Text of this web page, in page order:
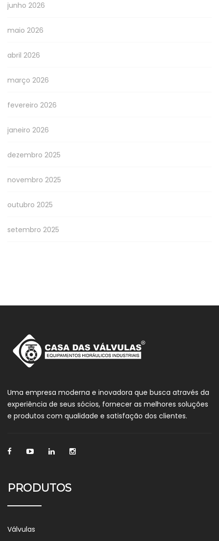
junho 2026
maio 2026
abril 2026
março 2026
fevereiro 2026
janeiro 2026
dezembro 2025
novembro 2025
outubro 2025
setembro 2025
Uma empresa moderna e inovadora que busca através da
experiência de seus sócios, fornecer as melhores soluções
e produtos com qualidade e satisfação dos clientes.
PRODUTOS
Válvulas